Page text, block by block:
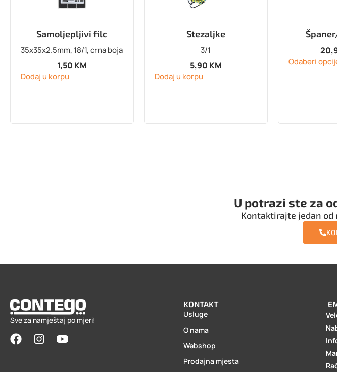
Samoljepljivi filc
35x35x2.5mm, 18/1, crna boja
1,50 KM
Dodaj u korpu
Stezaljke
3/1
5,90 KM
Dodaj u korpu
Odaberi
U potrazi ste za
Kontaktirajte jedan
Sve za namještaj po mjeri!
KONTAKT
Usluge
O nama
Webshop
Prodajna mjesta